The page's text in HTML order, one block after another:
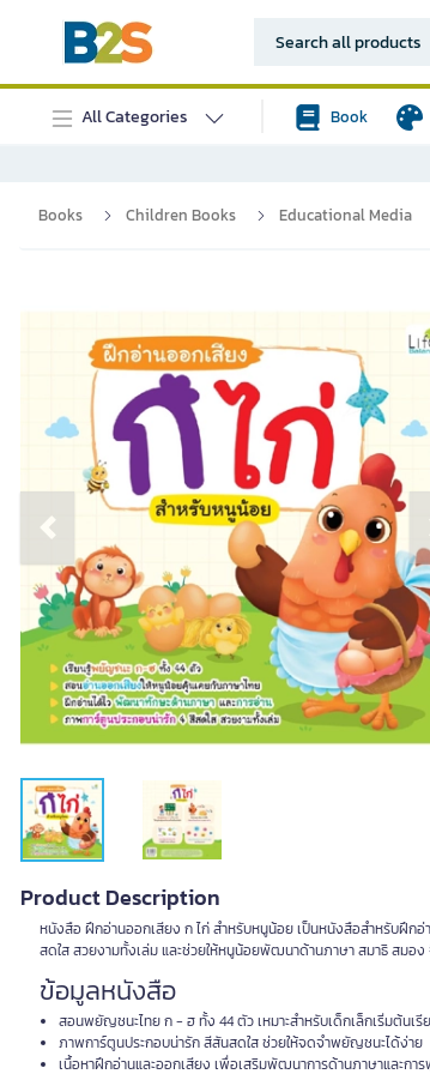
All Categories Book
Books Children Books Educational Media
Previous slide
Product Description
หนังสือ ฝึกอ่านออกเสียง ก ไก่ สำหรับหนูน้อย เป็นหนังสือสำหรับฝึ
สดใส สวยงามทั้งเล่ม และช่วยให้หนูน้อยพัฒนาด้านภาษา สมาธิ สมอง
ข้อมูลหนังสือ
สอนพยัญชนะไทย ก - ฮ ทั้ง 44 ตัว เหมาะสำหรับเด็กเล็กเริ่มต้นเรี
ภาพการ์ตูนประกอบน่ารัก สีสันสดใส ช่วยให้จดจำพยัญชนะได้ง่าย
เนื้อหาฝึกอ่านและออกเสียง เพื่อเสริมพัฒนาการด้านภาษาและกา